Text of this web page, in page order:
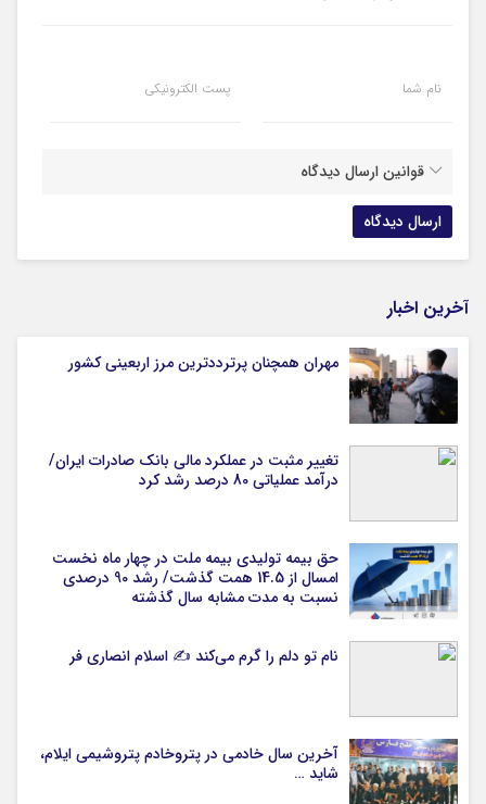
نام شما پست الکترونیکی
قوانین ارسال دیدگاه
آخرین اخبار
مهران همچنان پرترددترین مرز اربعینی کشور
تغییر مثبت در عملکرد مالی بانک صادرات ایران/
درآمد عملیاتی 80 درصد رشد کرد
حق بیمه تولیدی بیمه ملت در چهار ماه نخست
امسال از 14.5 همت گذشت/ رشد 90 درصدی
نسبت به مدت مشابه سال گذشته
نام تو دلم را گرم می‌کند ✍️ اسلام انصاری فر
آخرین سال خادمی در پتروخادم پتروشیمی ایلام،
شاید …